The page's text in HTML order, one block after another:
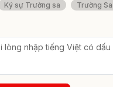
Ký sự Trường sa Trường Sa